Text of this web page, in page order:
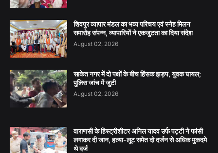
शिवपुर व्यापार मंडल का भव्य परिचय एवं स्नेह मिलन
समारोह संपन्न, व्यापारियों ने एकजुटता का दिया संदेश
August 02, 2026
साकेत नगर में दो पक्षों के बीच हिंसक झड़प, युवक घायल;
पुलिस जांच में जुटी
August 02, 2026
वाराणसी के हिस्ट्रीशीटर अनिल यादव उर्फ पट्टी ने फांसी
लगाकर दी जान, हत्या-लूट समेत दो दर्जन से अधिक मुकदमे
थे दर्ज